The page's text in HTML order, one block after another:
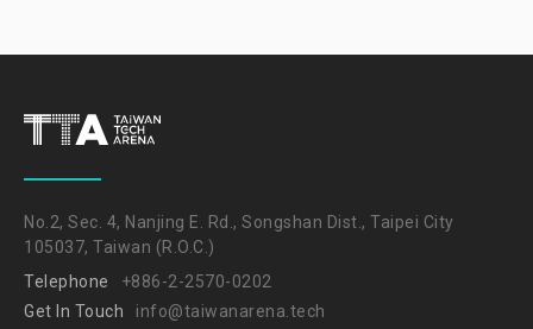
No.2, Sec. 4, Nanjing E. Rd., Songshan Dist., Taipei City
105037, Taiwan (R.O.C.)
Telephone
+886-2-2570-0202
Get In Touch
info@taiwanarena.tech